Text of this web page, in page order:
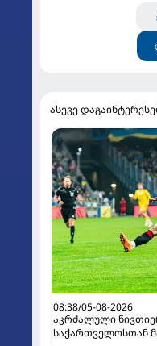
ასევე
08:38/05-08-2026
აკრძალული
საქართველოსთან